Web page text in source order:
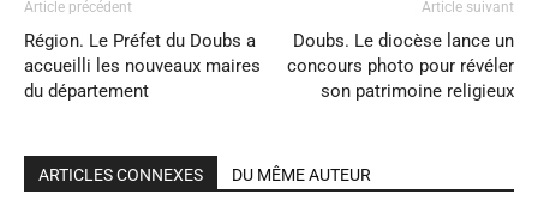
Article précédent
Région. Le Préfet du Doubs a
accueilli les nouveaux maires
du département
Article suivant
Doubs. Le diocèse lance un
concours photo pour révéler
son patrimoine religieux
ARTICLES CONNEXES DU MÊME AUTEUR